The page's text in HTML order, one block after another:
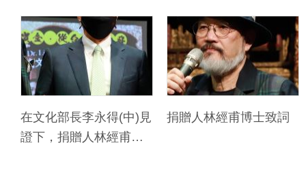
頁
友
善
措
施
服
錄」
在文化部長李永得(中)見
證下，捐贈人林經甫博
捐贈人林經甫博士致詞